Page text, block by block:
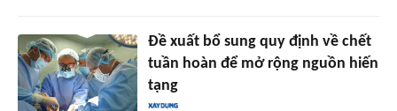
Đề xuất bổ sung quy định về chết
tuần hoàn để mở rộng nguồn hiến
tạng